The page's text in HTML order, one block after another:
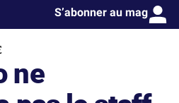
S’abonner au mag
ne